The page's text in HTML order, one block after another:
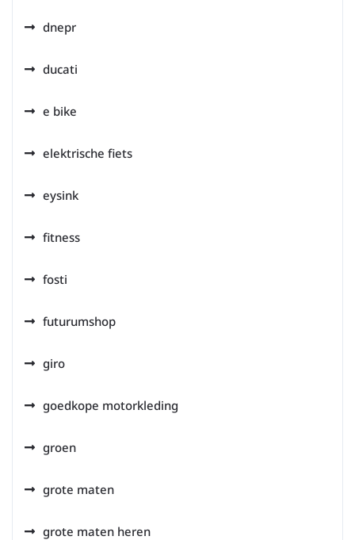
dnepr
ducati
e bike
elektrische fiets
eysink
fitness
fosti
futurumshop
giro
goedkope motorkleding
groen
grote maten
grote maten heren